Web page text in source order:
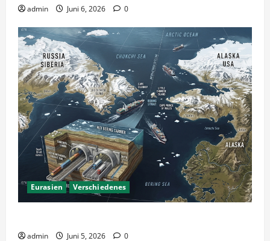
admin Juni 6, 2026 0
Eurasien Verschiedenes
admin Juni 5, 2026 0